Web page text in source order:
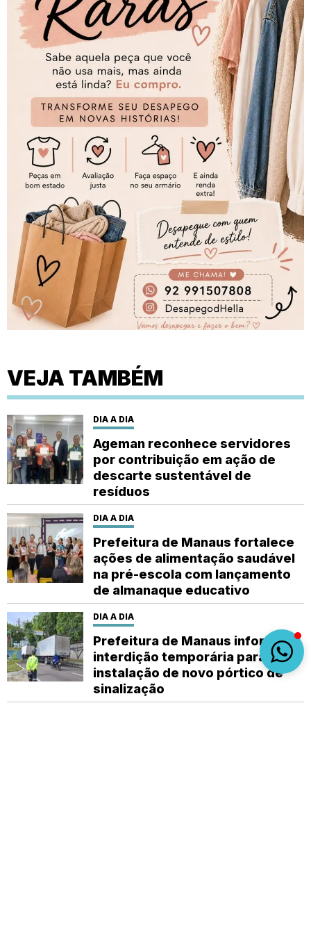
VEJA TAMBÉM
DIA A DIA
Ageman reconhece servidores
por contribuição em ação de
descarte sustentável de
resíduos
DIA A DIA
Prefeitura de Manaus fortalece
ações de alimentação saudável
na pré-escola com lançamento
de almanaque educativo
DIA A DIA
Prefeitura de Manaus informa
interdição temporária para
instalação de novo pórtico de
sinalização